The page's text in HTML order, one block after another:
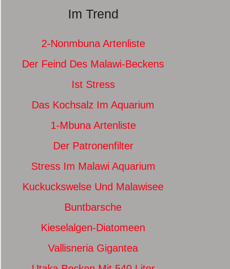
Im Trend
2-Nonmbuna Artenliste
Der Feind Des Malawi-Beckens
Ist Stress
Das Kochsalz Im Aquarium
1-Mbuna Artenliste
Der Patronenfilter
Stress Im Malawi Aquarium
Kuckuckswelse Und Malawisee
Buntbarsche
Kieselalgen-Diatomeen
Vallisneria Gigantea